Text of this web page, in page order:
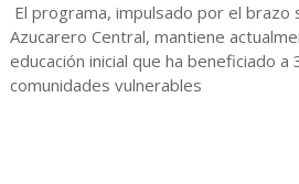
El programa, impulsado por el brazo
Azucarero Central, mantiene
educación inicial que ha beneficiado a
comunidades vulnerables